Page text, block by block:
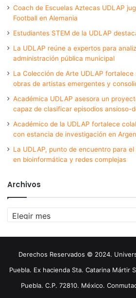
Coach de Escuelas Aztecas UDLAP
Football en Alemania
Estudiantes STEM de la UDLAP
La UDLAP reúne a expertos para
administración pública municipal
La Colección de Arte UDLAP
obras de artistas emergentes y
Académica UDLAP asesora un
capaz de clasificar episodios ansioso-
Académico de la UDLAP fortalece
con estancia de investigación en
La UDLAP, punto de encuentro para
en bioinformática y redes complejas
Archivos
Archivos
Derechos Reservados © 2024.
Puebla. Ex hacienda Sta. Catarina Mártir
Puebla. C.P. 72810. México.